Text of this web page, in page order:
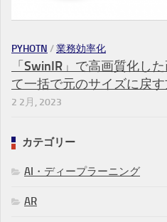
PYHOTN /業務効率化
「SwinIR」で高画質化し
て一括で元のサイズに戻
2 2月, 2023
カテゴリー
AI・ディープラーニング
AR